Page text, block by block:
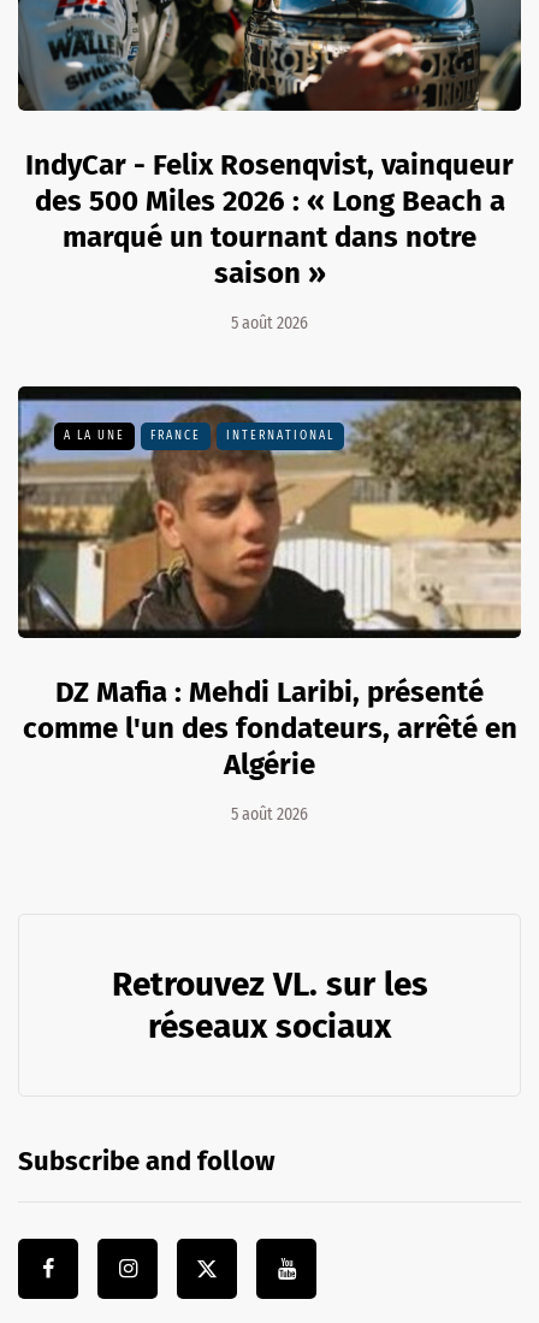
IndyCar - Felix Rosenqvist, vainqueur
des 500 Miles 2026 : « Long Beach a
marqué un tournant dans notre
saison »
5 août 2026
A LA UNE FRANCE INTERNATIONAL
DZ Mafia : Mehdi Laribi, présenté
comme l'un des fondateurs, arrêté en
Algérie
5 août 2026
Retrouvez VL. sur les
réseaux sociaux
Subscribe and follow